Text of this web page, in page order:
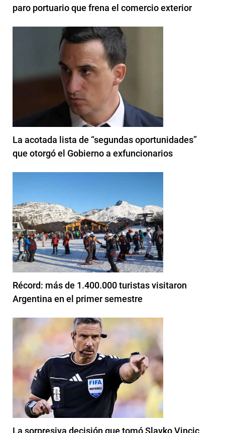
paro portuario que frena el comercio exterior
La acotada lista de “segundas oportunidades”
que otorgó el Gobierno a exfuncionarios
Récord: más de 1.400.000 turistas visitaron
Argentina en el primer semestre
La sorpresiva decisión que tomó Slavko Vincic